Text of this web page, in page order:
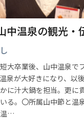
中温泉の観光・
大卒業後、山中温泉で
泉が大好きになり、以
に汁大鍋を担当。更に
る。〇所属山中節と
温…